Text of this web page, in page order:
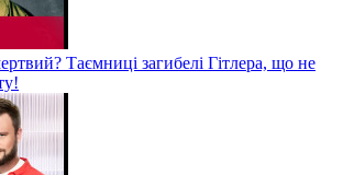
Таємниці загибелі Гітлера, що не